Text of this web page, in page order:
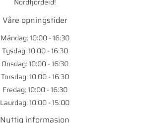
Våre opningstider
Måndag: 10:00 - 16:30
Tysdag: 10:00 - 16:30
Onsdag: 10:00 - 16:30
Torsdag: 10:00 - 16:30
Fredag: 10:00 - 16:30
Laurdag: 10:00 - 15:00
Nyttig informasjon